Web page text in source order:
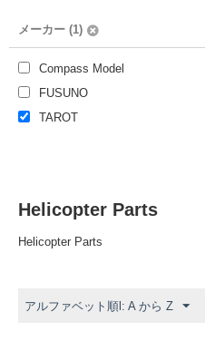
メーカー (1)
Compass Model
FUSUNO
TAROT
Helicopter Parts
Helicopter Parts
アルファベット順l: A から Z